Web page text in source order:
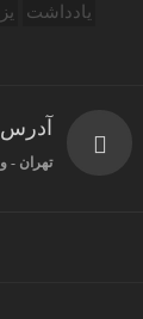
یادداشت
تهران -